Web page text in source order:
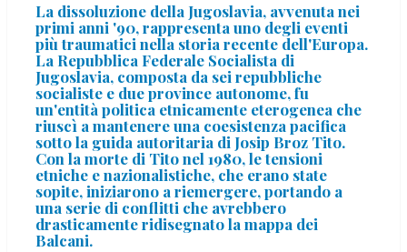
La dissoluzione della Jugoslavia, avvenuta nei
primi anni '90, rappresenta uno degli eventi
più traumatici nella storia recente dell'Europa.
La Repubblica Federale Socialista di
Jugoslavia, composta da sei repubbliche
socialiste e due province autonome, fu
un'entità politica etnicamente eterogenea che
riuscì a mantenere una coesistenza pacifica
sotto la guida autoritaria di Josip Broz Tito.
Con la morte di Tito nel 1980, le tensioni
etniche e nazionalistiche, che erano state
sopite, iniziarono a riemergere, portando a
una serie di conflitti che avrebbero
drasticamente ridisegnato la mappa dei
Balcani.